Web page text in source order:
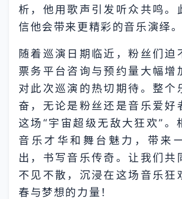
析，他用歌声引发听众共鸣。
信他会带来更精彩的音乐演绎。
随着巡演日期临近，粉丝们迫
票务平台咨询与预约量大幅增
对此次巡演的热切期待。整个
奋，无论是粉丝还是音乐爱好
这场“宇宙超级无敌大狂欢”。
音乐才华和舞台魅力，带来
出，书写音乐传奇。让我们共
不见不散，沉浸在这场音乐狂
春与梦想的力量！